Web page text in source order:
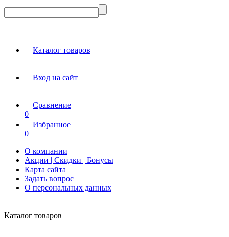
Каталог товаров
Вход на сайт
Сравнение
0
Избранное
0
О компании
Акции | Скидки | Бонусы
Карта сайта
Задать вопрос
О персональных данных
Каталог товаров